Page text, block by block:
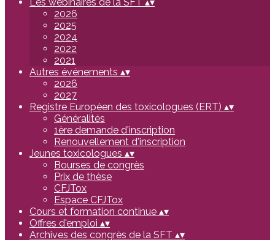
2026
2025
2024
2022
2021
Autres événements ▴▾
2026
2027
Registre Européen des toxicologues (ERT) ▴▾
Généralités
1ère demande d'inscription
Renouvellement d'inscription
Jeunes toxicologues ▴▾
Bourses de congrès
Prix de thèse
CFJTox
Espace CFJTox
Cours et formation continue ▴▾
Offres d'emploi ▴▾
Archives des congrès de la SFT ▴▾